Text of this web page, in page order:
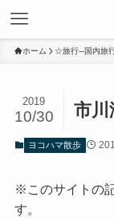
ホーム ☆旅行─国内旅
市川
2019
10/30
ヨコハマ散歩
※このサイトの
す。